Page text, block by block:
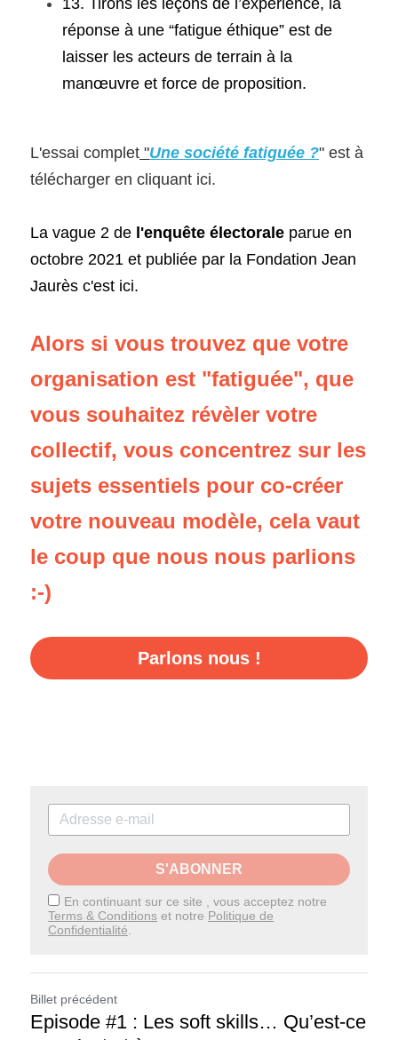
13. Tirons les leçons de l’expérience, la
réponse à une “fatigue éthique” est de
laisser les acteurs de terrain à la
manœuvre et force de proposition.
L'essai complet "Une société fatiguée ?" est à
télécharger en cliquant ici.
La vague 2 de l'enquête électorale parue en
octobre 2021 et publiée par la Fondation Jean
Jaurès c'est ici.
Alors si vous trouvez que votre
organisation est "fatiguée", que
vous souhaitez révèler votre
collectif, vous concentrez sur les
sujets essentiels pour co-créer
votre nouveau modèle, cela vaut
le coup que nous nous parlions
:-)
Parlons nous !
S'ABONNER
En continuant sur ce site , vous acceptez notre
Terms & Conditions et notre Politique de
Confidentialité
Billet précédent
Episode #1 : Les soft skills… Qu’est-ce